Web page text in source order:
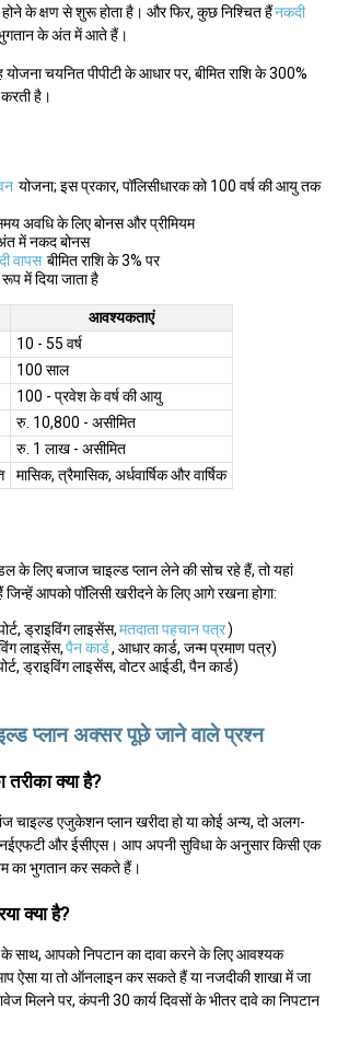
होने के क्षण से शुरू होता है। और फिर, कुछ निश्चित हैंनकदी
भुगतान के अंत में आते हैं।
योजना चयनित पीपीटी के आधार पर, बीमित राशि के 300%
है।
योजना; इस प्रकार, पॉलिसीधारक को 100 वर्ष की आयु तक
अवधि के लिए बोनस और प्रीमियम
अंत में नकद बोनस
वापस बीमित राशि के 3% पर
में दिया जाता है
आवश्यकताएं
10 - 55 वर्ष
100 साल
100 - प्रवेश के वर्ष की आयु
रु. 10,800 - असीमित
रु. 1 लाख - असीमित
मासिक, त्रैमासिक, अर्धवार्षिक और वार्षिक
लिए बजाज चाइल्ड प्लान लेने की सोच रहे हैं, तो यहां
आपको पॉलिसी खरीदने के लिए आगे रखना होगा:
ड्राइविंग लाइसेंस,मतदाता पहचान पत्र)
लाइसेंस,पैन कार्ड, आधार कार्ड, जन्म प्रमाण पत्र)
ड्राइविंग लाइसेंस, वोटर आईडी, पैन कार्ड)
प्लान अक्सर पूछे जाने वाले प्रश्न
तरीका क्या है?
चाइल्ड एजुकेशन प्लान खरीदा हो या कोई अन्य, दो अलग-
और ईसीएस। आप अपनी सुविधा के अनुसार किसी एक
का भुगतान कर सकते हैं।
क्या है?
के साथ, आपको निपटान का दावा करने के लिए आवश्यक
ऐसा या तो ऑनलाइन कर सकते हैं या नजदीकी शाखा में जा
मिलने पर, कंपनी 30 कार्य दिवसों के भीतर दावे का निपटान